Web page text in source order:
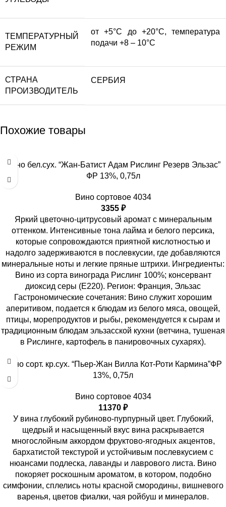
ТЕМПЕРАТУРНЫЙ
РЕЖИМ
от +5°С до +20°С, температура
подачи +8 – 10°С
СТРАНА
ПРОИЗВОДИТЕЛЬ
СЕРБИЯ
Похожие товары
Вино бел.сух. “Жан-Батист Адам Рислинг Резерв Эльзас”
ФР 13%, 0,75л
Вино сортовое 4034
3355 ₽
Яркий цветочно-цитрусовый аромат с минеральным
оттенком. Интенсивные тона лайма и белого персика,
которые сопровождаются приятной кислотностью и
надолго задерживаются в послевкусии, где добавляются
минеральные ноты и легкие пряные штрихи. Ингредиенты:
Вино из сорта винограда Рислинг 100%; консервант
диоксид серы (Е220). Регион: Франция, Эльзас
Гастрономические сочетания: Вино служит хорошим
аперитивом, подается к блюдам из белого мяса, овощей,
птицы, морепродуктов и рыбы, рекомендуется к сырам и
традиционным блюдам эльзасской кухни (ветчина, тушеная
в Рислинге, картофель в панировочных сухарях).
Вино сорт. кр.сух. “Пьер-Жан Вилла Кот-Роти Кармина”ФР
13%, 0,75л
Вино сортовое 4034
11370 ₽
У вина глубокий рубиново-пурпурный цвет. Глубокий,
щедрый и насыщенный вкус вина раскрывается
многослойным аккордом фруктово-ягодных акцентов,
бархатистой текстурой и устойчивым послевкусием с
нюансами подлеска, лаванды и лаврового листа. Вино
покоряет роскошным ароматом, в котором, подобно
симфонии, сплелись ноты красной смородины, вишневого
варенья, цветов фиалки, чая ройбуш и минералов.